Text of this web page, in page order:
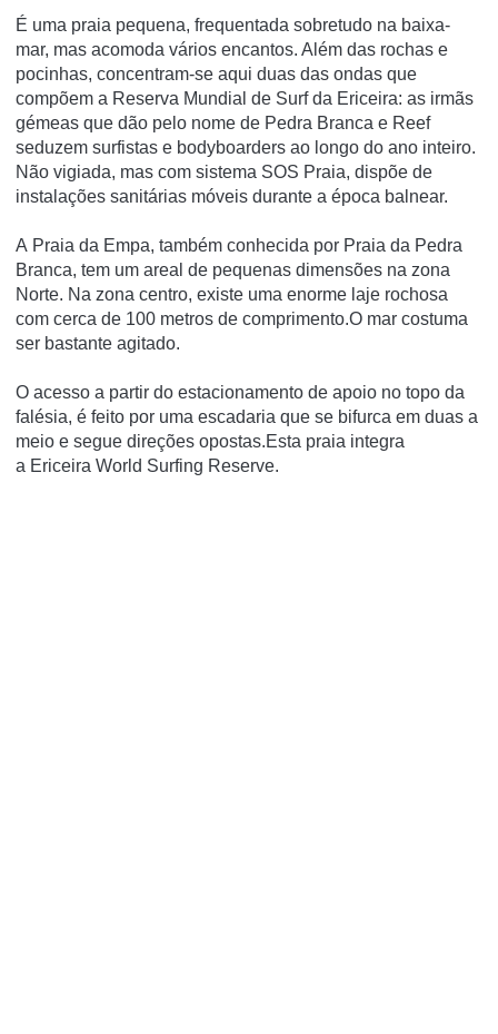
É uma praia pequena, frequentada sobretudo na baixa-
mar, mas acomoda vários encantos. Além das rochas e
pocinhas, concentram-se aqui duas das ondas que
compõem a Reserva Mundial de Surf da Ericeira: as irmãs
gémeas que dão pelo nome de Pedra Branca e Reef
seduzem surfistas e bodyboarders ao longo do ano inteiro.
Não vigiada, mas com sistema SOS Praia, dispõe de
instalações sanitárias móveis durante a época balnear.
A Praia da Empa, também conhecida por Praia da Pedra
Branca, tem um areal de pequenas dimensões na zona
Norte. Na zona centro, existe uma enorme laje rochosa
com cerca de 100 metros de comprimento.O mar costuma
ser bastante agitado.
O acesso a partir do estacionamento de apoio no topo da
falésia, é feito por uma escadaria que se bifurca em duas a
meio e segue direções opostas.Esta praia integra
a Ericeira World Surfing Reserve.